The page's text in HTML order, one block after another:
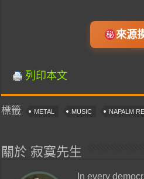
來源
列印本文
標籤 METAL MUSIC NAPALM
關於 寂寞先生
In every